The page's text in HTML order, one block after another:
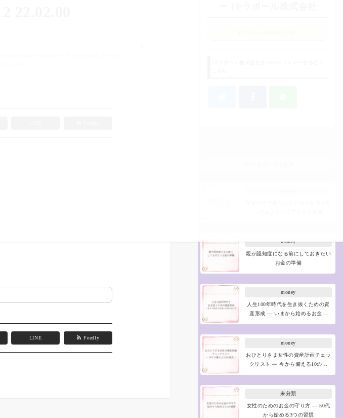
LINE Feedly
money
親が認知症になる前にしておきたい
お金の準備
money
人生100年時代を生き抜くための資
産形成 ― いまから始めるお金…
money
おひとりさま女性の資産計画チェッ
クリスト ― 今から備える10の…
未分類
女性のためのお金の守り方 ― 50代
から始める3つの習慣